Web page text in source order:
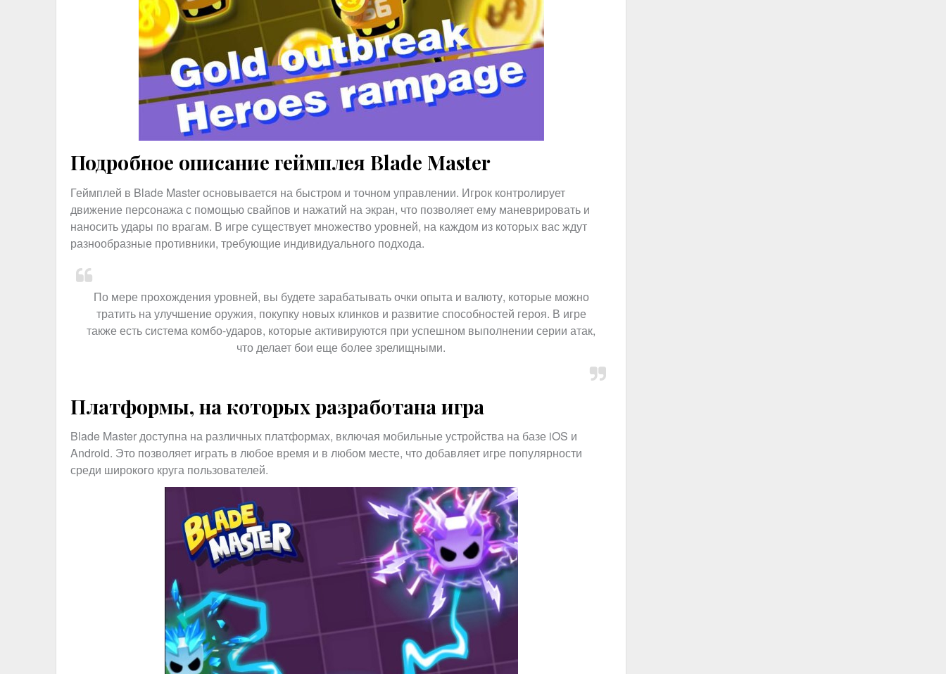
Подробное описание геймплея Blade Master
Геймплей в Blade Master основывается на быстром и точном управлении. Игрок контролирует
движение персонажа с помощью свайпов и нажатий на экран, что позволяет ему маневрировать и
наносить удары по врагам. В игре существует множество уровней, на каждом из которых вас ждут
разнообразные противники, требующие индивидуального подхода.
По мере прохождения уровней, вы будете зарабатывать очки опыта и валюту, которые можно
тратить на улучшение оружия, покупку новых клинков и развитие способностей героя. В игре
также есть система комбо-ударов, которые активируются при успешном выполнении серии атак,
что делает бои еще более зрелищными.
Платформы, на которых разработана игра
Blade Master доступна на различных платформах, включая мобильные устройства на базе iOS и
Android. Это позволяет играть в любое время и в любом месте, что добавляет игре популярности
среди широкого круга пользователей.